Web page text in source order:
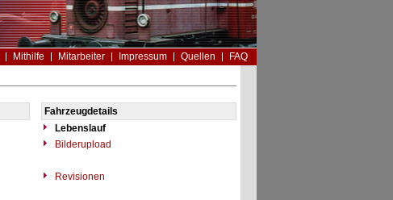
Mithilfe Mitarbeiter Impressum Quellen
FAQ
Fahrzeugdetails
Lebenslauf
Bilderupload
Revisionen